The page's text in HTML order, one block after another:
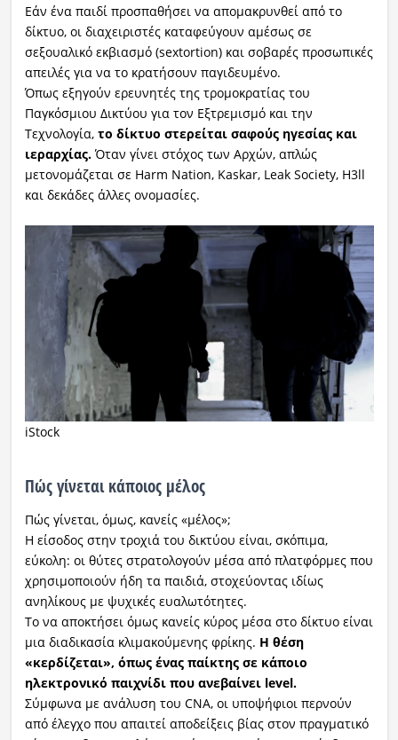
Εάν ένα παιδί προσπαθήσει να απομακρυνθεί από το
δίκτυο, οι διαχειριστές καταφεύγουν αμέσως σε
σεξουαλικό εκβιασμό (sextortion) και σοβαρές προσωπικές
απειλές για να το κρατήσουν παγιδευμένο.
Όπως εξηγούν ερευνητές της τρομοκρατίας του
Παγκόσμιου Δικτύου για τον Εξτρεμισμό και την
Τεχνολογία, το δίκτυο στερείται σαφούς ηγεσίας και
ιεραρχίας.Όταν γίνει στόχος των Αρχών, απλώς
μετονομάζεται σε Harm Nation, Kaskar, Leak Society, H3ll
και δεκάδες άλλες ονομασίες.
iStock
Πώς γίνεται κάποιος μέλος
Πώς γίνεται, όμως, κανείς «μέλος»;
Η είσοδος στην τροχιά του δικτύου είναι, σκόπιμα,
εύκολη: οι θύτες στρατολογούν μέσα από πλατφόρμες που
χρησιμοποιούν ήδη τα παιδιά, στοχεύοντας ιδίως
ανηλίκους με ψυχικές ευαλωτότητες.
Το να αποκτήσει όμως κανείς κύρος μέσα στο δίκτυο είναι
μια διαδικασία κλιμακούμενης φρίκης. Η θέση
«κερδίζεται», όπως ένας παίκτης σε κάποιο
ηλεκτρονικό παιχνίδι που ανεβαίνει level.
Σύμφωνα με ανάλυση του CNA, οι υποψήφιοι περνούν
από έλεγχο που απαιτεί αποδείξεις βίας στον πραγματικό